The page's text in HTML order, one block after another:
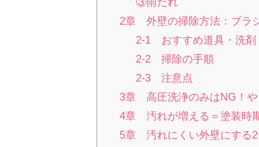
2章 外壁の掃除方法：ブラ
2-1 おすすめ道具・洗剤
2-2 掃除の手順
2-3 注意点
3章 高圧洗浄のみはNG！や
4章 汚れが増える＝塗装時
5章 汚れにくい外壁にする2